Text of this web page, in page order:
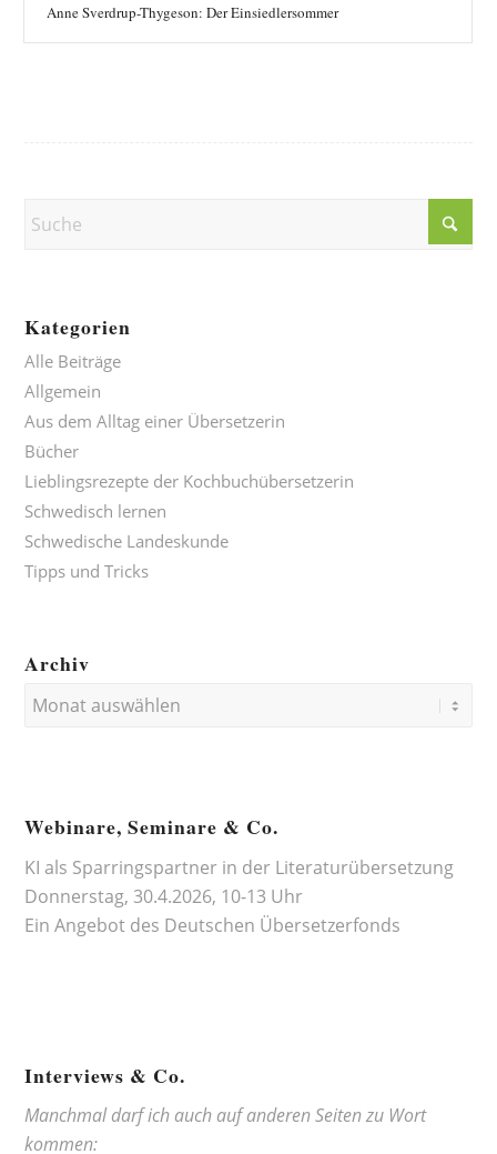
Anne Sverdrup-Thygeson: Der Einsiedlersommer
Kategorien
Alle Beiträge
Allgemein
Aus dem Alltag einer Übersetzerin
Bücher
Lieblingsrezepte der Kochbuchübersetzerin
Schwedisch lernen
Schwedische Landeskunde
Tipps und Tricks
Archiv
Webinare, Seminare & Co.
KI als Sparringspartner in der Literaturübersetzung
Donnerstag, 30.4.2026, 10-13 Uhr
Ein Angebot des Deutschen Übersetzerfonds
Interviews & Co.
Manchmal darf ich auch auf anderen Seiten zu Wort
kommen: